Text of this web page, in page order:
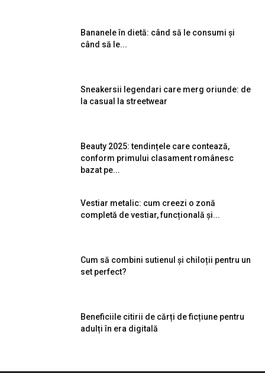
Bananele în dietă: când să le consumi și
când să le...
Sneakersii legendari care merg oriunde: de
la casual la streetwear
Beauty 2025: tendințele care contează,
conform primului clasament românesc
bazat pe...
Vestiar metalic: cum creezi o zonă
completă de vestiar, funcțională și...
Cum să combini sutienul și chiloții pentru un
set perfect?
Beneficiile citirii de cărți de ficțiune pentru
adulți în era digitală